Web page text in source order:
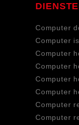
Computer
Computer
Computer
Computer
Computer
Computer
Computer
Computer